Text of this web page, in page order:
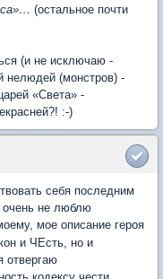
(остальное почти
(и не исключаю -
нелюдей (монстров) -
«Света» -
:-)
себя последним
очень не люблю
мое описание героя
и ЧЕсть, но и
отвергаю